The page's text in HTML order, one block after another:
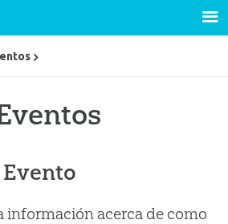
información acerca de como